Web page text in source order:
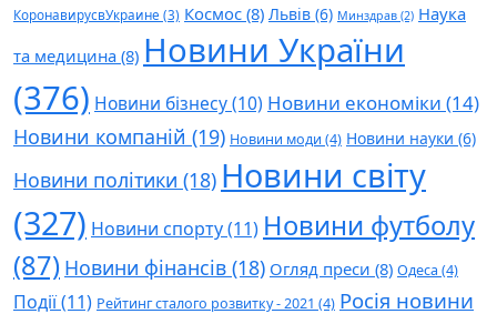
КоронавирусвУкраине (3) Космос (8) Львів (6) Минздрав (2) Наука
та медицина (8) Новини України
(376) Новини бізнесу(10) Новини економіки (14)
Новини компаній (19) Новини моди (4) Новини науки (6)
Новини політики (18) Новини світу
(327) Новини спорту(11) Новини футболу
(87) Новини фінансів (18) Огляд преси (8) Одеса (4)
Події(11) Рейтинг сталого розвитку - 2021 (4) Росія новини